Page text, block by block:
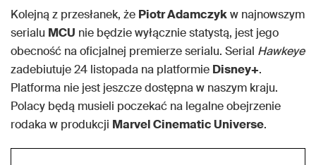
Kolejną z przesłanek, że Piotr Adamczykw najnowszym
serialu MCU nie będzie wyłącznie statystą, jest jego
obecność na oficjalnej premierze serialu. Serial Hawkeye
zadebiutuje 24 listopada na platformie Disney+.
Platforma nie jest jeszcze dostępna w naszym kraju.
Polacy będą musieli poczekać na legalne obejrzenie
rodaka w produkcji Marvel Cinematic Universe.